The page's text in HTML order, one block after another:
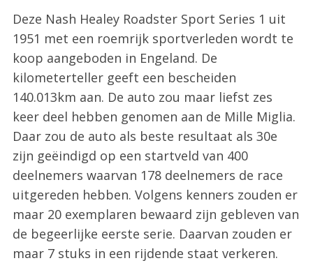
Deze Nash Healey Roadster Sport Series 1 uit
1951 met een roemrijk sportverleden wordt te
koop aangeboden in Engeland. De
kilometerteller geeft een bescheiden
140.013km aan. De auto zou maar liefst zes
keer deel hebben genomen aan de Mille Miglia.
Daar zou de auto als beste resultaat als 30e
zijn geëindigd op een startveld van 400
deelnemers waarvan 178 deelnemers de race
uitgereden hebben. Volgens kenners zouden er
maar 20 exemplaren bewaard zijn gebleven van
de begeerlijke eerste serie. Daarvan zouden er
maar 7 stuks in een rijdende staat verkeren.